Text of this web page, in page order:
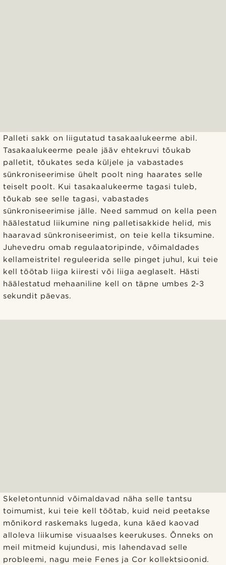
Palleti sakk on liigutatud tasakaalukeerme abil.
Tasakaalukeerme peale jääv ehtekruvi tõukab
palletit, tõukates seda küljele ja vabastades
sünkroniseerimise ühelt poolt ning haarates selle
teiselt poolt. Kui tasakaalukeerme tagasi tuleb,
tõukab see selle tagasi, vabastades
sünkroniseerimise jälle. Need sammud on kella peen
häälestatud liikumine ning palletisakkide helid, mis
haaravad sünkroniseerimist, on teie kella tiksumine.
Juhevedru omab regulaatoripinde, võimaldades
kellameistritel reguleerida selle pinget juhul, kui teie
kell töötab liiga kiiresti või liiga aeglaselt. Hästi
häälestatud mehaaniline kell on täpne umbes 2-3
sekundit päevas.
Skeletontunnid võimaldavad näha selle tantsu
toimumist, kui teie kell töötab, kuid neid peetakse
mõnikord raskemaks lugeda, kuna käed kaovad
alloleva liikumise visuaalses keerukuses. Õnneks on
meil mitmeid kujundusi, mis lahendavad selle
probleemi, nagu meie Fenes ja Cor kollektsioonid.